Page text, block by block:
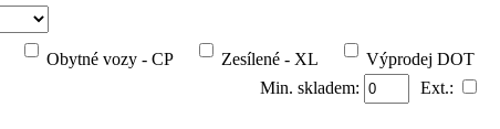
Obytné vozy - CP Zesílené - XL Výprodej DOT
Ext.:
Min. skladem: